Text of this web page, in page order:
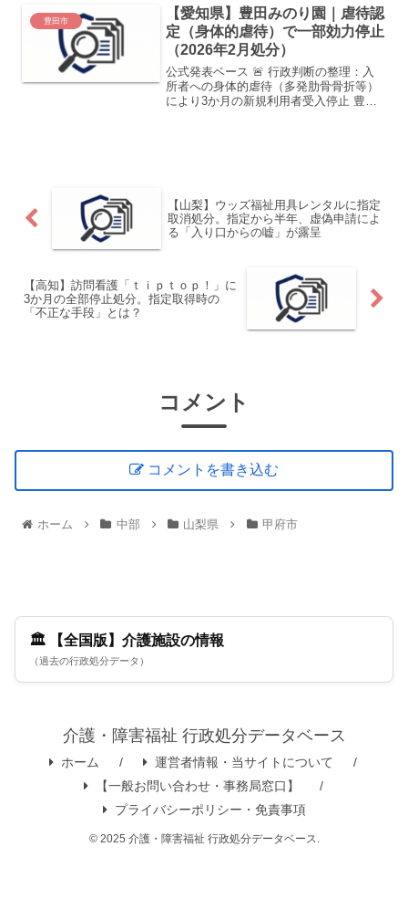
支援計画や重要...
豊田市
【愛知県】豊田みのり園｜虐待認
定（身体的虐待）で一部効力停止
（2026年2月処分）
公式発表ベース 🚨 行政判断の整理：入
所者への身体的虐待（多発肋骨骨折等）
により3か月の新規利用者受入停止 豊田
【山梨】ウッズ福祉用具レンタルに指定
取消処分。指定から半年、虚偽申請によ
る「入り口からの嘘」が露呈
【高知】訪問看護「ｔｉｐｔｏｐ！」に
3か月の全部停止処分。指定取得時の
「不正な手段」とは？
コメント
コメントを書き込む
ホーム 中部 山梨県 甲府市
🏛️ 【全国版】介護施設の情報
（過去の行政処分データ）
介護・障害福祉 行政処分データベース
ホーム
運営者情報・当サイトについて
【一般お問い合わせ・事務局窓口】
プライバシーポリシー・免責事項
© 2025 介護・障害福祉 行政処分データベース.